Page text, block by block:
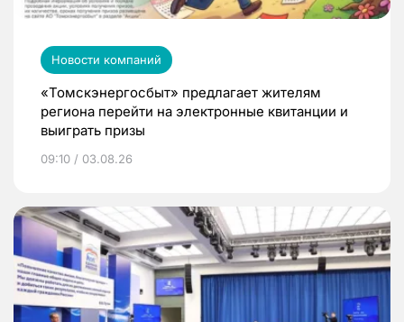
Новости компаний
«Томскэнергосбыт» предлагает жителям
региона перейти на электронные квитанции и
выиграть призы
09:10 / 03.08.26